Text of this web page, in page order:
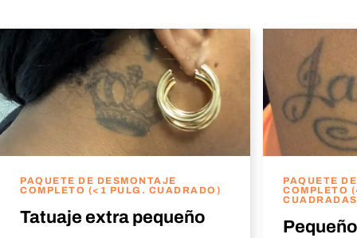
PAQUETE DE DESMONTAJE
COMPLETO (<1 PULG. CUADRADO)
Tatuaje extra pequeño
PAQUETE
COMPLETO